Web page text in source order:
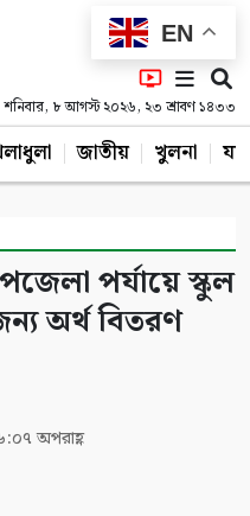
EN
শনিবার, ৮ আগস্ট ২০২৬, ২৩ শ্রাবণ ১৪৩৩
জাতীয় খুলনা
পর্যায়ে স্কুল
অর্থ বিতরণ
অপরাহ্ণ